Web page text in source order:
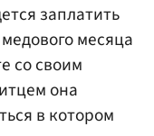
заплатить
месяца
со своим
она
в котором